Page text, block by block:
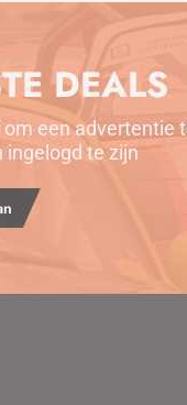
DEALS
een advertentie
ingelogd te zijn